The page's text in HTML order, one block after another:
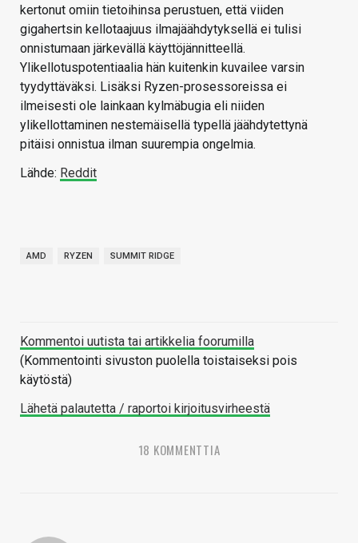
kertonut omiin tietoihinsa perustuen, että viiden
gigahertsin kellotaajuus ilmajäähdytyksellä ei tulisi
onnistumaan järkevällä käyttöjännitteellä.
Ylikellotuspotentiaalia hän kuitenkin kuvailee varsin
tyydyttäväksi. Lisäksi Ryzen-prosessoreissa ei
ilmeisesti ole lainkaan kylmäbugia eli niiden
ylikellottaminen nestemäisellä typellä jäähdytettynä
pitäisi onnistua ilman suurempia ongelmia.
Lähde: Reddit
AMD RYZEN SUMMIT RIDGE
Kommentoi uutista tai artikkelia foorumilla
(Kommentointi sivuston puolella toistaiseksi pois
käytöstä)
Lähetä palautetta / raportoi kirjoitusvirheestä
18 KOMMENTTIA